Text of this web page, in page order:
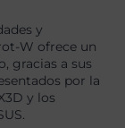
y
W ofrece un
gracias a sus
por la
y los